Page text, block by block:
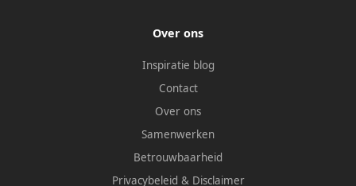
Over ons
Inspiratie blog
Contact
Over ons
Samenwerken
Betrouwbaarheid
Privacybeleid & Disclaimer